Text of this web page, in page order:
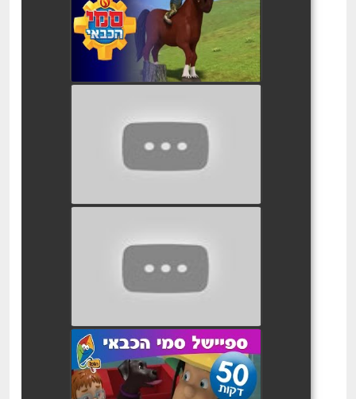
watch video
watch video
watch video
סמי הכבאי 5 פרקים ברצך
watch video